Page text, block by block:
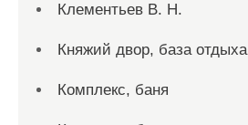
Клементьев В. Н.
Княжий двор, база отдыха
Комплекс, баня